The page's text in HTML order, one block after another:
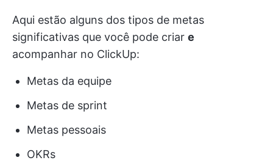
Aqui estão alguns dos tipos de metas
significativas que você pode criar e
acompanhar no ClickUp:
Metas da equipe
Metas de sprint
Metas pessoais
OKRs